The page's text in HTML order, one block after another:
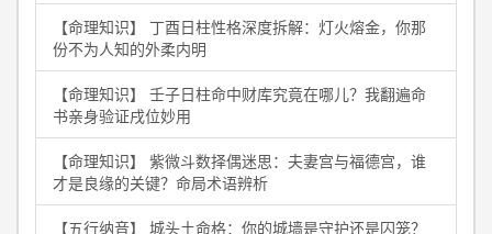
【命理知识】 丁酉日柱性格深度拆解：灯火熔金，你那
份不为人知的外柔内明
【命理知识】 壬子日柱命中财库究竟在哪儿？我翻遍命
书亲身验证戌位妙用
【命理知识】 紫微斗数择偶迷思：夫妻宫与福德宫，谁
才是良缘的关键？命局术语辨析
【五行纳音】 城头土命格：你的城墙是守护还是囚笼？